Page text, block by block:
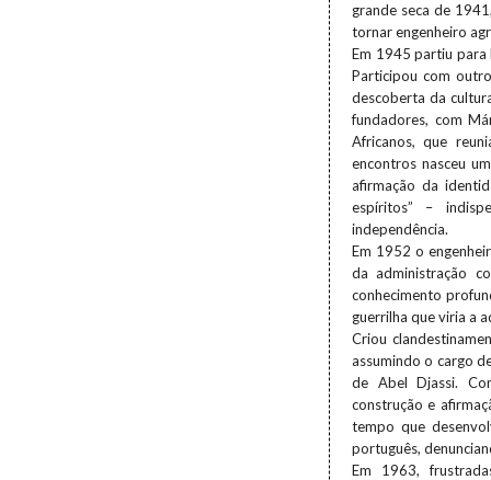
grande seca de
tornar engenheiro
Em 1945 partiu para
Participou com
descoberta da
fundadores, com
Africanos, que
encontros nasceu
afirmação da
espíritos” –
independência.
Em 1952 o
da administração
conhecimento
guerrilha que viria a
Criou
assumindo o cargo
de Abel Djassi.
construção e
tempo que
português,
Em 1963,